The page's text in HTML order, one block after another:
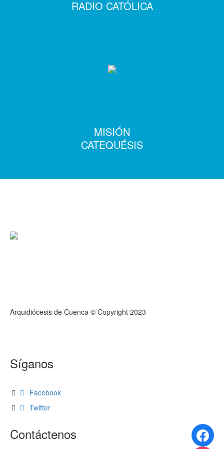
RADIO CATÓLICA
MISIÓN
CATEQUÉSIS
Arquidiócesis de Cuenca © Copyright 2023
Síganos
Facebook
Twitter
Contáctenos